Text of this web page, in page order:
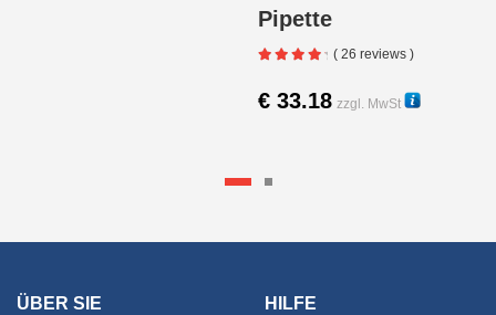
Produkt
auf.
Pipette
( 26 reviews )
€ 33.18 zzgl. MwSt
ÜBER SIE HILFE